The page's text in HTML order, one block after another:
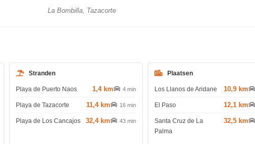
La Bombilla, Tazacorte
Stranden
Playa de Puerto Naos 1,4 km 4 min
Playa de Tazacorte 11,4 km 16 min
Playa de Los Cancajos 32,4 km 43 min
Plaatsen
Los Llanos de Aridane 10,9 km
El Paso 12,1 km
Santa Cruz de La
Palma
32,5 km